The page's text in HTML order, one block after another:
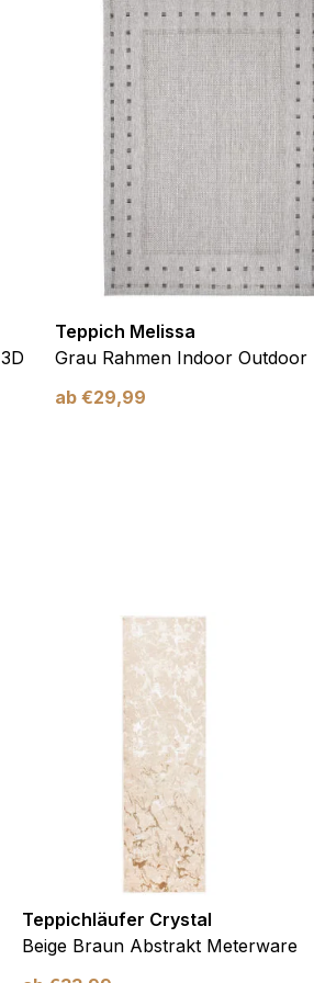
Teppich Melissa
Grau Rahmen Indoor Outdoor
ab €29,99
Teppichläufer Crystal
Beige Braun Abstrakt Meterware
Betreibern zu verstehen, wie sich
sammeln und melden.
um Benutzer über Websites
Benutzer relevant und
Cookies sind solche, die analysiert
Meine Einstellungen